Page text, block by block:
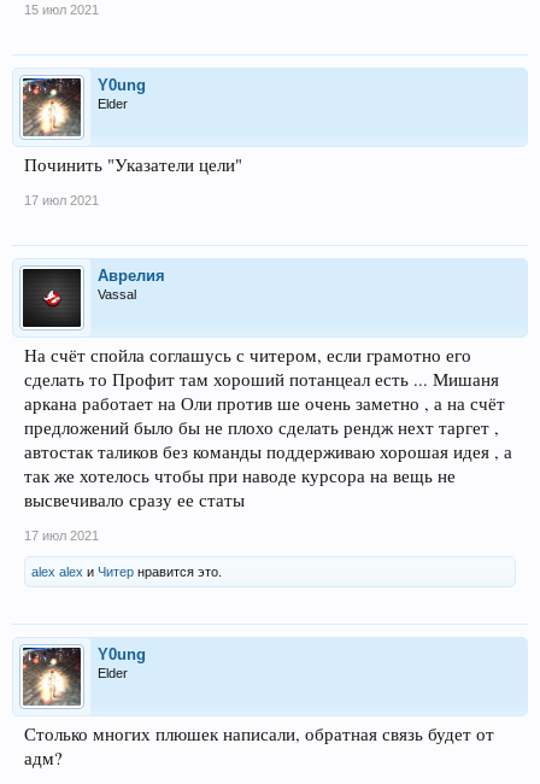
15 июл 2021
Y0ung
Elder
Починить "Указатели цели"
17 июл 2021
Аврелия
Vassal
На счёт спойла соглашусь с читером, если грамотно его
сделать то Профит там хороший потанцеал есть ... Мишаня
аркана работает на Оли против ше очень заметно , а на счёт
предложений было бы не плохо сделать рендж нехт таргет ,
автостак таликов без команды поддерживаю хорошая идея , а
так же хотелось чтобы при наводе курсора на вещь не
высвечивало сразу ее статы
17 июл 2021
alex alex и Читер нравится это.
Y0ung
Elder
Столько многих плюшек написали, обратная связь будет от
адм?